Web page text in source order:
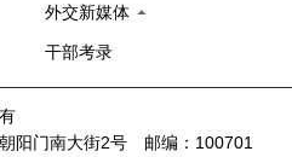
外交新媒体
干部考录
阳门南大街2号 邮编：100701